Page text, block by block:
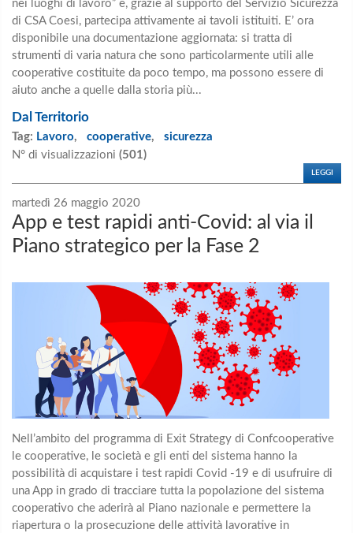
nei luoghi di lavoro” e, grazie al supporto del Servizio Sicurezza
di CSA Coesi, partecipa attivamente ai tavoli istituiti. E’ ora
disponibile una documentazione aggiornata: si tratta di
strumenti di varia natura che sono particolarmente utili alle
cooperative costituite da poco tempo, ma possono essere di
aiuto anche a quelle dalla storia più...
Dal Territorio
Tag: Lavoro, cooperative, sicurezza
N° di visualizzazioni (501)
LEGGI
martedì 26 maggio 2020
App e test rapidi anti-Covid: al via il
Piano strategico per la Fase 2
Nell’ambito del programma di Exit Strategy di Confcooperative
le cooperative, le società e gli enti del sistema hanno la
possibilità di acquistare i test rapidi Covid -19 e di usufruire di
una App in grado di tracciare tutta la popolazione del sistema
cooperativo che aderirà al Piano nazionale e permettere la
riapertura o la prosecuzione delle attività lavorative in